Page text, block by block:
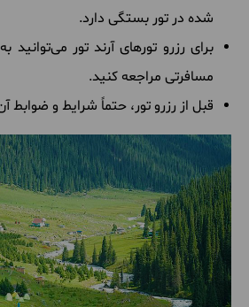
شده در تور بستگی دارد.
برای رزرو تورهای آرند تور
مسافرتی مراجعه کنید.
قبل از رزرو تور، حتماً شرایط و ضوابط